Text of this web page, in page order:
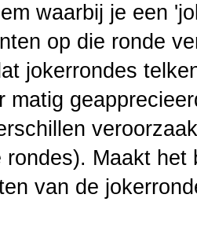
waarbij je een
op die ronde
jokerrondes
matig
rondes). Maakt
van de